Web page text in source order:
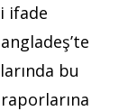
ifade
bu